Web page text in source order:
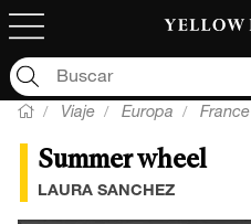
Viaje Europa France
Summer wheel
LAURA SANCHEZ